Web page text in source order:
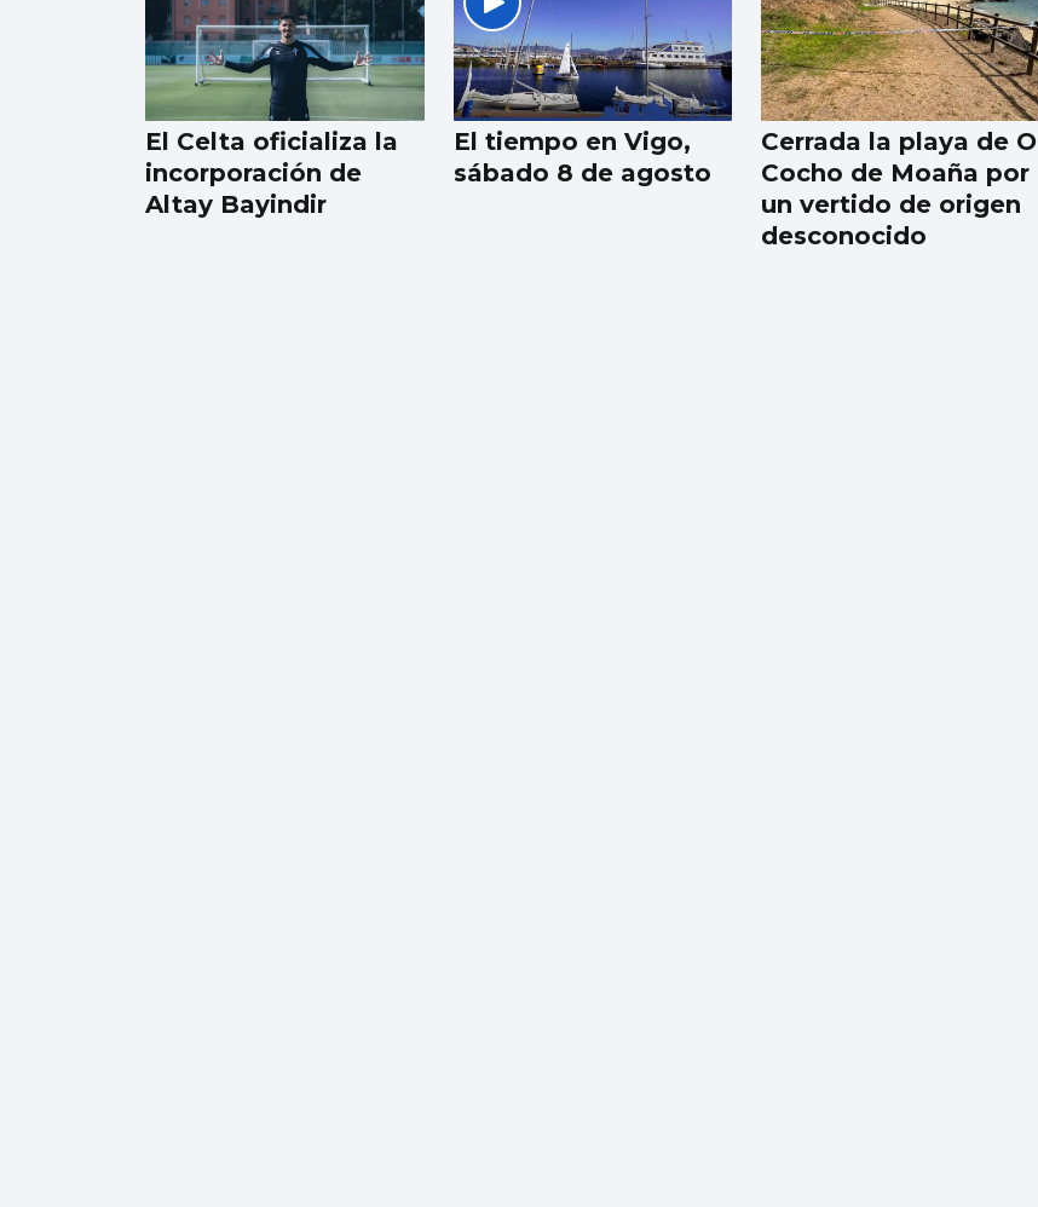
Noticias de Vigo en 2
minutos: lunes 3 de
agosto
El Celta oficializa la
incorporación de
Altay Bayindir
El tiempo en Vigo,
sábado 8 de agosto
Cerrada la playa de O
Cocho de Moaña por
un vertido de origen
desconocido